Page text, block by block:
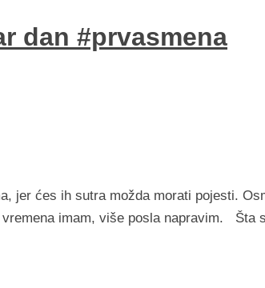
dan #prvasmena
jer ćes ih sutra možda morati pojesti.
imam, više posla napravim. Šta